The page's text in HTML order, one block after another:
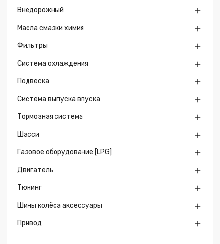
Внедорожный 
Масла смазки химия 
Фильтры 
Система охлаждения 
Подвеска 
Система выпуска впуска 
Тормозная система 
Шасси 
Газовое оборудование [LPG] 
Двигатель 
Тюнинг 
Шины колёса аксессуары 
Привод 